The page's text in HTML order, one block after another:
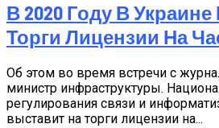
В 2020 Году В
Торги Лицензии На
Об этом во время встречи с
министр инфраструктуры.
регулирования связи и
выставит на торги лицензии на...